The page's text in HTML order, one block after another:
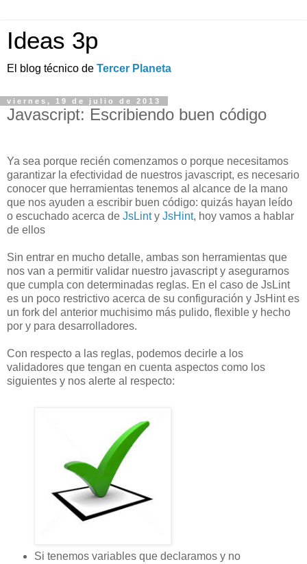
Ideas 3p
El blog técnico de Tercer Planeta
viernes, 19 de julio de 2013
Javascript: Escribiendo buen código
Ya sea porque recién comenzamos o porque necesitamos
garantizar la efectividad de nuestros javascript, es necesario
conocer que herramientas tenemos al alcance de la mano
que nos ayuden a escribir buen código: quizás hayan leído
o escuchado acerca de JsLinty JsHint, hoy vamos a hablar
de ellos
Sin entrar en mucho detalle, ambas son herramientas que
nos van a permitir validar nuestro javascript y asegurarnos
que cumpla con determinadas reglas. En el caso de JsLint
es un poco restrictivo acerca de su configuración y JsHint es
un fork del anterior muchisimo más pulido, flexible y hecho
por y para desarrolladores.
Con respecto a las reglas, podemos decirle a los
validadores que tengan en cuenta aspectos como los
siguientes y nos alerte al respecto:
Si tenemos variables que declaramos y no